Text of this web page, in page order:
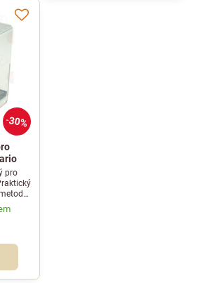
30%
pro